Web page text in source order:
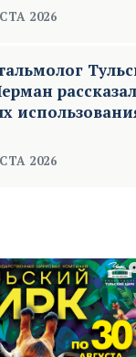
2026
2026